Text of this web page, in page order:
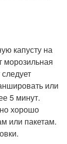
капусту на
морозильная
или
5 минут.
хорошо
или пакетам.